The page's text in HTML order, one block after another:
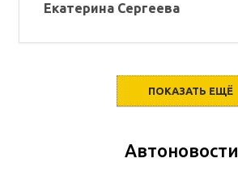
Екатерина Сергеева
ПОКАЗАТЬ ЕЩЁ
Автоновости